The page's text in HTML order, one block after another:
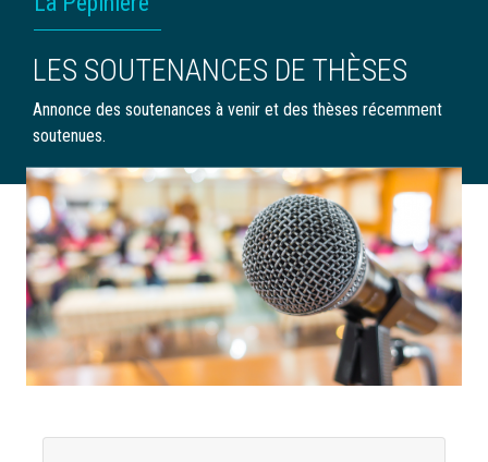
D'ARIANE
LES SOUTENANCES DE THÈSES
Annonce des soutenances à venir et des thèses récemment
soutenues.